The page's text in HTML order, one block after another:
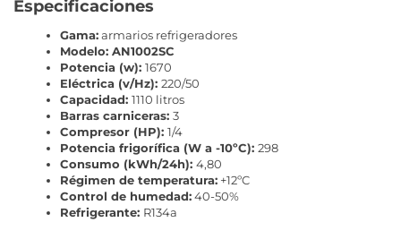
Especificaciones
Gama:armarios refrigeradores
Modelo: AN1002SC
Potencia (w): 1670
Eléctrica (v/Hz): 220/50
Capacidad: 1110 litros
Barras carniceras: 3
Compresor (HP): 1/4
Potencia frigorífica (W a -10ºC): 298
Consumo (kWh/24h): 4,80
Régimen de temperatura: +12ºC
Control de humedad:40-50%
Refrigerante: R134a